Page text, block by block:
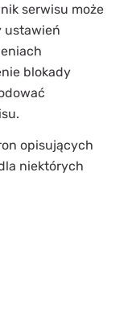
serwisu może
ustawień
blokady
opisujących
niektórych